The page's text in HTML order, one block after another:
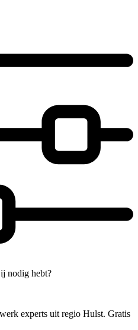
nodig hebt?
experts uit regio Hulst. Gratis